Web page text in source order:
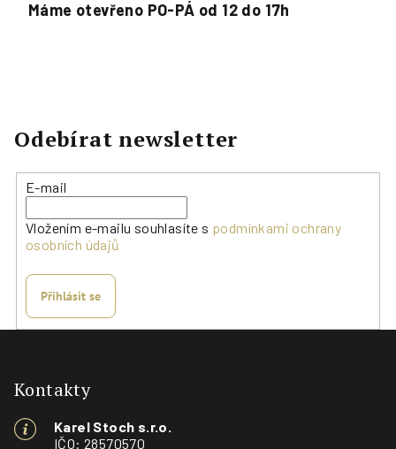
Máme otevřeno PO-PÁ od 12 do 17h
Odebírat newsletter
E-mail
Vložením e-mailu souhlasíte s podmínkami ochrany
osobních údajů
Přihlásit se
Kontakty
Karel Stoch s.r.o.
IČO: 28570570